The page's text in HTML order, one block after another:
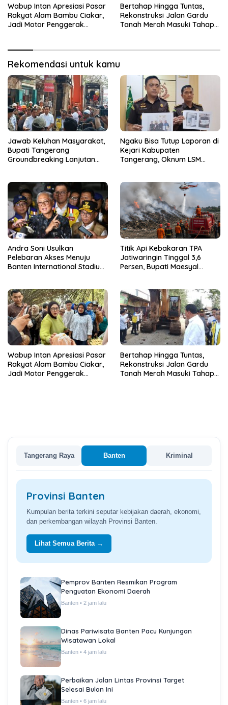
2032
Wabup Intan Apresiasi Pasar
Rakyat Alam Bambu Ciakar,
Jadi Motor Penggerak
Bertahap Hingga Tuntas,
Rekonstruksi Jalan Gardu
Tanah Merah Masuki Tahap
Rekomendasi untuk kamu
Jawab Keluhan Masyarakat,
Bupati Tangerang
Groundbreaking Lanjutan
Ngaku Bisa Tutup Laporan di
Kejari Kabupaten
Tangerang, Oknum LSM
Andra Soni Usulkan
Pelebaran Akses Menuju
Banten International Stadium,
Titik Api Kebakaran TPA
Jatiwaringin Tinggal 3,6
Persen, Bupati Maesyal
Wabup Intan Apresiasi Pasar
Rakyat Alam Bambu Ciakar,
Jadi Motor Penggerak
Bertahap Hingga Tuntas,
Rekonstruksi Jalan Gardu
Tanah Merah Masuki Tahap
Tangerang Raya Banten Kriminal
Provinsi Banten
Kumpulan berita terkini seputar kebijakan daerah, ekonomi,
dan perkembangan wilayah Provinsi Banten.
Lihat Semua Berita →
Pemprov Banten Resmikan Program
Penguatan Ekonomi Daerah
Banten • 2 jam lalu
Dinas Pariwisata Banten Pacu Kunjungan
Wisatawan Lokal
Banten • 4 jam lalu
Perbaikan Jalan Lintas Provinsi Target
Selesai Bulan Ini
Banten • 6 jam lalu